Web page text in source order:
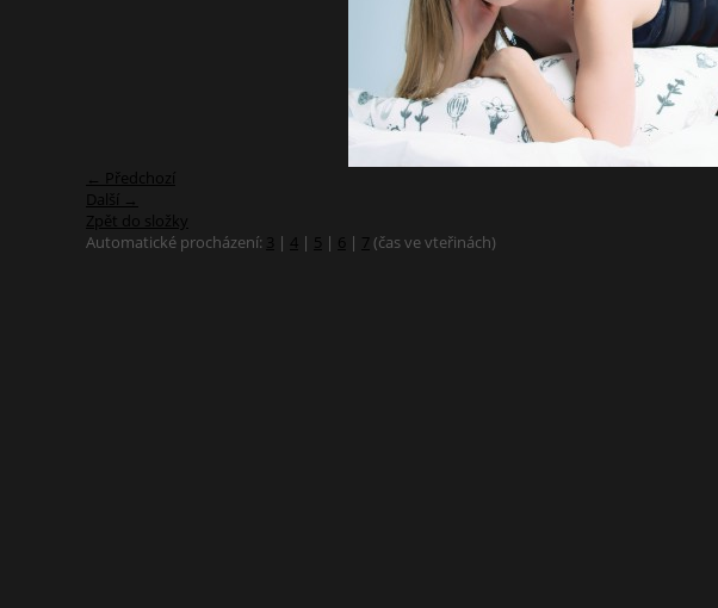
← Předchozí
Další →
Zpět do složky
Automatické procházení: 3 | 4 | 5 | 6 | 7 (čas ve vteřinách)